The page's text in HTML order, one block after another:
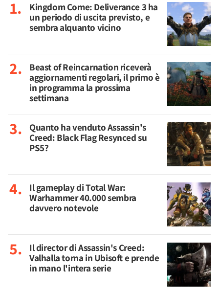
Kingdom Come: Deliverance 3 ha
un periodo di uscita previsto, e
sembra alquanto vicino
Beast of Reincarnation riceverà
aggiornamenti regolari, il primo è
in programma la prossima
settimana
Quanto ha venduto Assassin's
Creed: Black Flag Resynced su
PS5?
Il gameplay di Total War:
Warhammer 40.000 sembra
davvero notevole
Il director di Assassin's Creed:
Valhalla torna in Ubisoft e prende
in mano l'intera serie